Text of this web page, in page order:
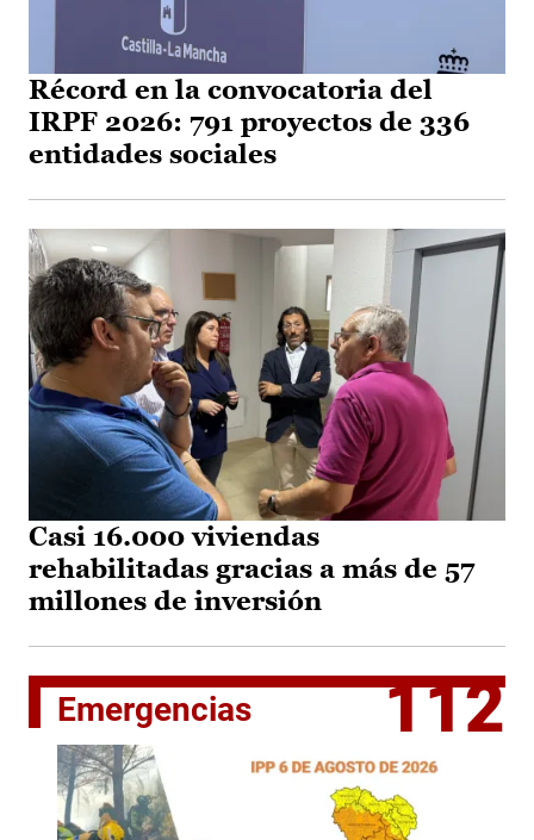
Récord en la convocatoria del
IRPF 2026: 791 proyectos de 336
entidades sociales
Casi 16.000 viviendas
rehabilitadas gracias a más de 57
millones de inversión
Emergencias 112